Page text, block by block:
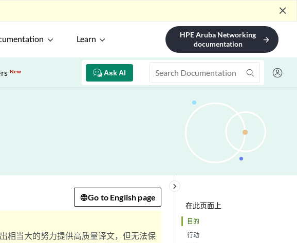
close
Learn
HPE Aruba Networking
documentation
arrow_forward
Ask AI
New
在此页面上
目的
行动
keyboard_arrow_right
Go to English page
相当大的努力提供高质量译文，但无法保